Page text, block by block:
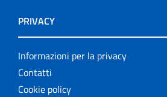
PRIVACY
Informazioni per la privacy
Contatti
Cookie policy